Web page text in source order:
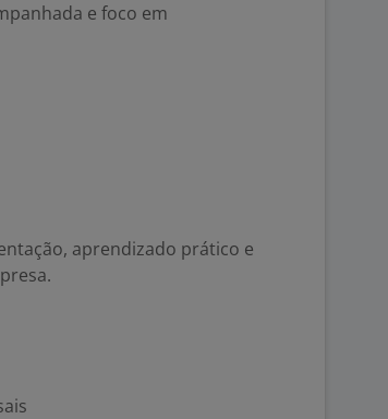
e foco em
aprendizado prático e